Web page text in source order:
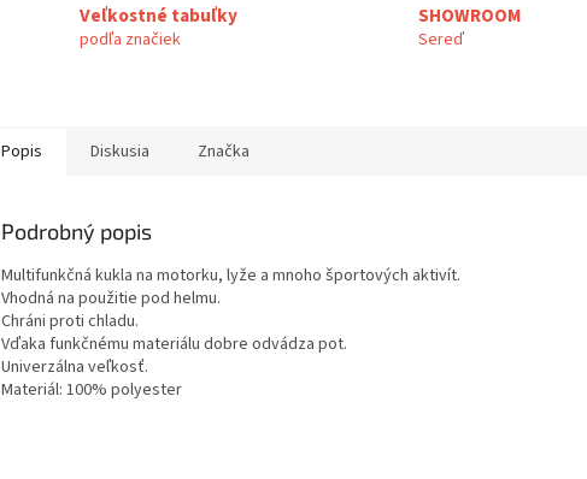
Veľkostné tabuľky
podľa značiek
SHOWROOM
Sereď
Popis Diskusia Značka
Podrobný popis
Multifunkčná kukla na motorku, lyže a mnoho športových aktivít.
Vhodná na použitie pod helmu.
Chráni proti chladu.
Vďaka funkčnému materiálu dobre odvádza pot.
Univerzálna veľkosť.
Materiál: 100% polyester